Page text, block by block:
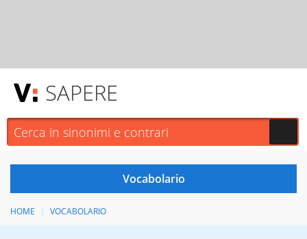
SAPERE
HOME VOCABOLARIO